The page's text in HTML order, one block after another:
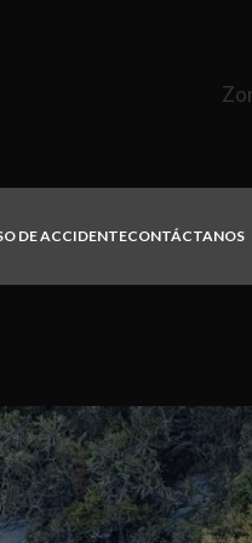
DE ACCIDENTECONTÁCTANOS